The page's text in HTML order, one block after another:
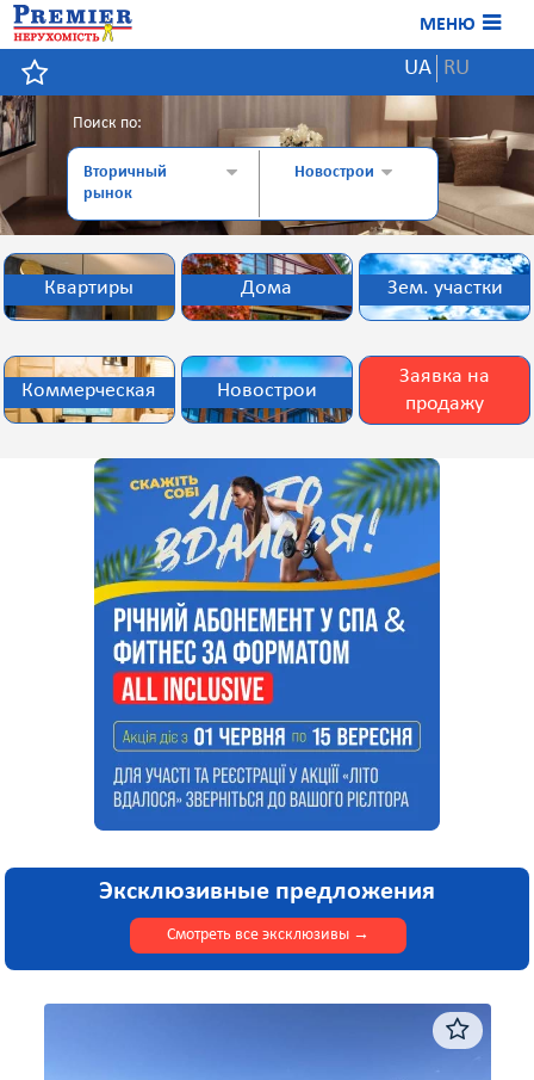
МЕНЮ
UA RU
Поиск по:
Вторичный
рынок
Новострои
Квартиры Дома Зем. участки
Коммерческая Новострои
Заявка на
продажу
Эксклюзивные предложения
Смотреть все эксклюзивы →